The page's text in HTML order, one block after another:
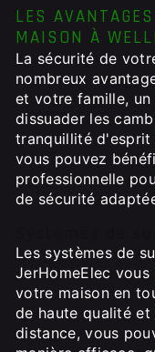
LES
MAISON À
La sécurité de
nombreux
et votre famille,
dissuader les
tranquillité d'esprit
vous pouvez
professionnelle
de sécurité
Les systèmes de
JerHomeElec
votre maison en
de haute qualité
distance, vous